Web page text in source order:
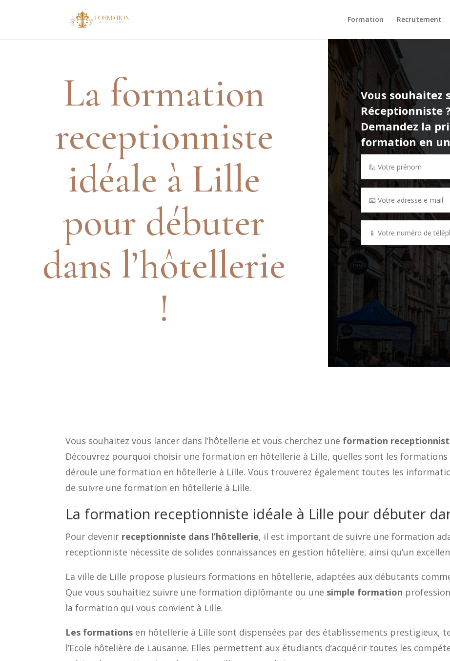
Formation Recrutement
La formation
receptionniste
idéale à Lille
pour débuter
dans l’hôtellerie
!
Vous
Réceptionniste
Demandez la
formation en
Vous souhaitez vous lancer dans l’hôtellerie et vous cherchez une formation
Découvrez pourquoi choisir une formation en hôtellerie à Lille, quelles sont les
déroule une formation en hôtellerie à Lille. Vous trouverez également toutes les
de suivre une formation en hôtellerie à Lille.
La formation receptionniste idéale à Lille pour débuter
Pour devenir receptionniste dans l’hôtellerie, il est important de suivre une formation
receptionniste nécessite de solides connaissances en gestion hôtelière, ainsi qu’un
La ville de Lille propose plusieurs formations en hôtellerie, adaptées aux débutants
Que vous souhaitiez suivre une formation diplômante ou une simple formation
la formation qui vous convient à Lille.
Les formations en hôtellerie à Lille sont dispensées par des établissements prestigieux,
l’Ecole hôtelière de Lausanne. Elles permettent aux étudiants d’acquérir toutes les